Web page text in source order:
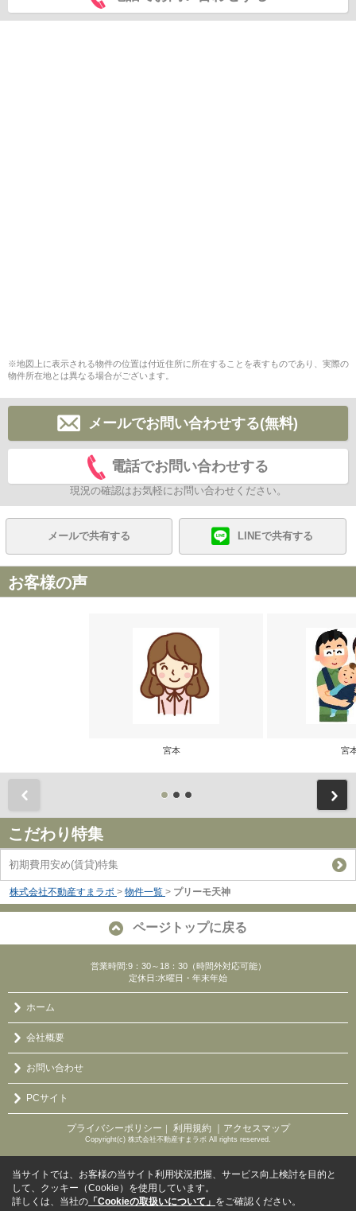
※地図上に表示される物件の位置は付近住所に所在することを表すものであり、実際の
物件所在地とは異なる場合がございます。
メールでお問い合わせする(無料)
電話でお問い合わせする
現況の確認はお気軽にお問い合わせください。
メールで共有する LINEで共有する
お客様の声
宮本 宮
こだわり特集
初期費用安め(賃貸)特集
株式会社不動産すまラボ > 物件一覧 > プリーモ天神
ページトップに戻る
営業時間:9：30～18：30（時間外対応可能）
定休日:水曜日・年末年始
ホーム
会社概要
お問い合わせ
PCサイト
プライバシーポリシー 利用規約 ｜アクセスマップ
Copyright(c) 株式会社不動産すまラボ All rights reserved.
当サイトでは、お客様の当サイト利用状況把握、サービス向上検討を目的と
して、クッキー（Cookie）を使用しています。
詳しくは、当社の 「Cookieの取扱いについて」 をご確認ください。